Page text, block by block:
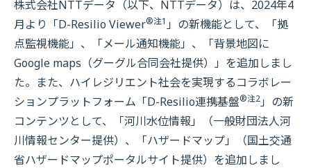
株式会社NTTデータ（以下、NTTデータ）は、2024年4
月より「D-Resilio Viewer®注1 」の新機能として、「拠
点監視機能」、「メール通知機能」、「背景地図に
Google maps（グーグル合同会社提供）」を追加しまし
た。また、ハイレジリエント社会を実現するコラボレー
ションプラットフォーム「D-Resilio連携基盤®注2 」の新
コンテンツとして、「河川水位情報」（一般財団法人河
川情報センター提供）、「ハザードマップ」（国土交通
省ハザードマップポータルサイト提供）を追加しまし